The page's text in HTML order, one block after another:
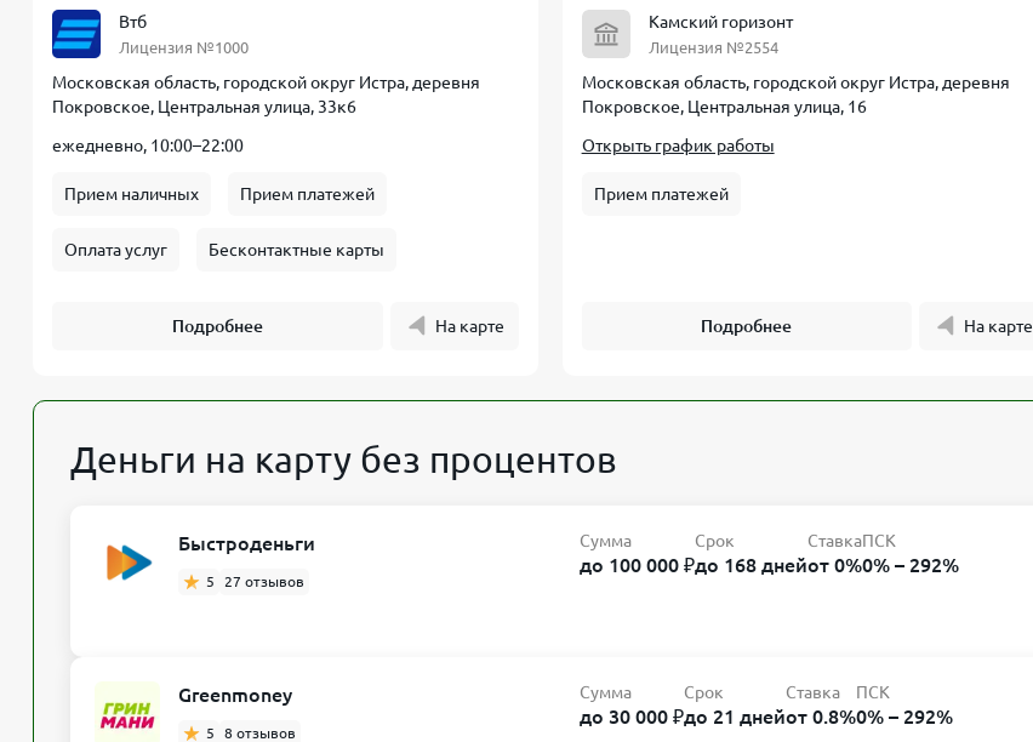
Втб
Лицензия №1000
Московская область, городской округ Истра, деревня
Покровское, Центральная улица, 33к6
ежедневно, 10:00–22:00
Прием наличных Прием платежей
Оплата услуг Бесконтактные карты
Подробнее На карте
Камский горизонт
Лицензия №2554
Московская область, городской округ Истра, деревня
Покровское, Центральная улица, 16
Открыть график работы
Прием платежей
Подробнее На карте
Деньги на карту без процентов
Быстроденьги
5 27 отзывов
Сумма
до 100 000 ₽
Срок
до 168 дней
Ставка
от 0%
ПСК
0% – 292%
Greenmoney
5 8 отзывов
Сумма
до 30 000 ₽
Срок
до 21 дней
Ставка
от 0.8%
ПСК
0% – 292%